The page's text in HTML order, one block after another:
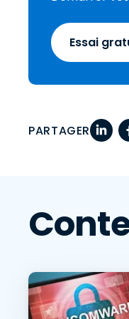
Essai
PARTAGER